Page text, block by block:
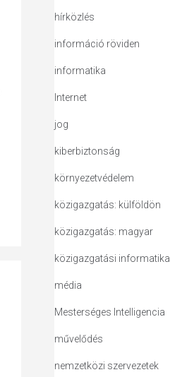
hírközlés
információ röviden
informatika
Internet
jog
kiberbiztonság
környezetvédelem
közigazgatás: külföldön
közigazgatás: magyar
közigazgatási informatika
média
Mesterséges Intelligencia
művelődés
nemzetközi szervezetek